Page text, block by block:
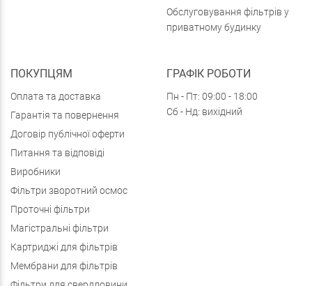
Обслуговування фільтрів у
приватному будинку
ПОКУПЦЯМ
Оплата та доставка
Гарантія та повернення
Договір публічної оферти
Питання та відповіді
Виробники
Фільтри зворотний осмос
Проточні фільтри
Магістральні фільтри
Картриджі для фільтрів
Мембрани для фільтрів
ГРАФІК РОБОТИ
Пн - Пт: 09:00 - 18:00
Сб - Нд: вихідний